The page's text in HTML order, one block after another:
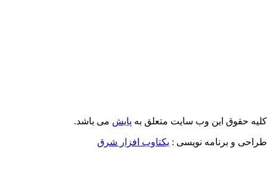
حقوق این وب سایت متعلق بهپایشمی باشد.
و برنامه نویسی : یکتاوب افزار شرق